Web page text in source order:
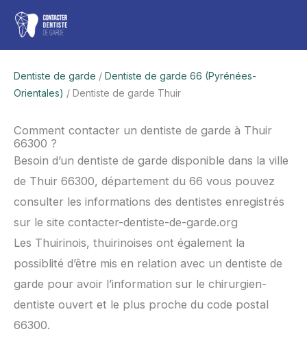
Aller
contenu
Dentiste de garde / Dentiste de garde 66 (Pyrénées-
Orientales) / Dentiste de garde Thuir
Comment contacter un dentiste de garde à Thuir
66300 ?
Besoin d’un dentiste de garde disponible dans la ville
de Thuir 66300, département du 66 vous pouvez
consulter les informations des dentistes enregistrés
sur le site contacter-dentiste-de-garde.org
Les Thuirinois, thuirinoises ont également la
possiblité d’être mis en relation avec un dentiste de
garde pour avoir l’information sur le chirurgien-
dentiste ouvert et le plus proche du code postal
66300.